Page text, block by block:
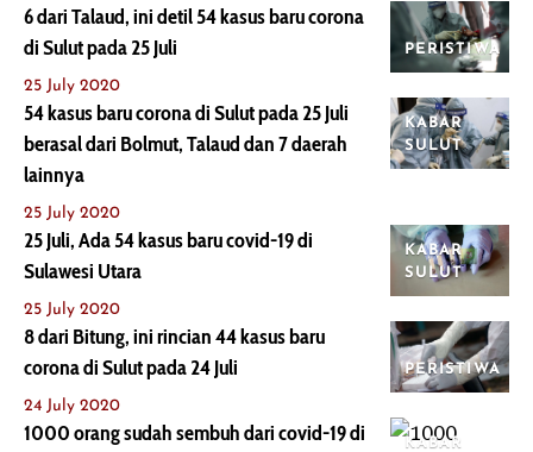
PERISTIWA
6 dari Talaud, ini detil 54 kasus baru corona
di Sulut pada 25 Juli
25 July 2020
KABAR
SULUT
54 kasus baru corona di Sulut pada 25 Juli
berasal dari Bolmut, Talaud dan 7 daerah
lainnya
25 July 2020
KABAR
SULUT
25 Juli, Ada 54 kasus baru covid-19 di
Sulawesi Utara
25 July 2020
PERISTIWA
8 dari Bitung, ini rincian 44 kasus baru
corona di Sulut pada 24 Juli
24 July 2020
KABAR
1000 orang sudah sembuh dari covid-19 di